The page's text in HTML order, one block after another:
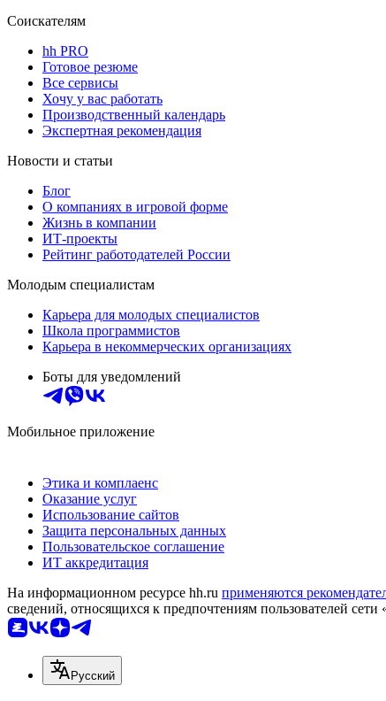
Соискателям
hh PRO
Готовое резюме
Все сервисы
Хочу у вас работать
Производственный календарь
Экспертная рекомендация
Новости и статьи
Блог
О компаниях в игровой форме
Жизнь в компании
ИТ-проекты
Рейтинг работодателей России
Молодым специалистам
Карьера для молодых специалистов
Школа программистов
Карьера в некоммерческих организациях
Боты для уведомлений
Мобильное приложение
Этика и комплаенс
Оказание услуг
Использование сайтов
Защита персональных данных
Пользовательское соглашение
ИТ аккредитация
На информационном ресурсе hh.ru применяются
сведений, относящихся к предпочтениям пользователей
Русский